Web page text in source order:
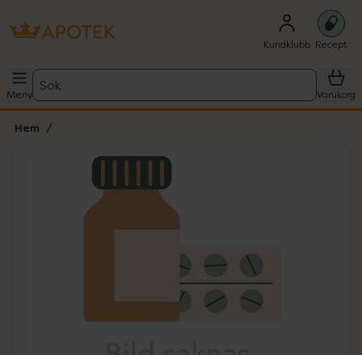
Kundklubb Recept
Meny
Sök
Varukorg
Hem
Lista: . Innehåller 1 objekt.